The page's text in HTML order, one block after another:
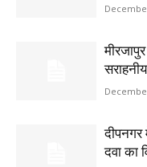
दीपनगर
दवा का